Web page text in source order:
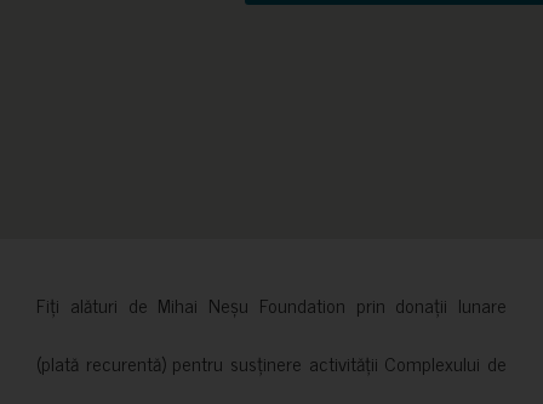
Fiți alături de Mihai Neșu Foundation prin donații lunare
(plată recurentă) pentru susținere activității Complexului de